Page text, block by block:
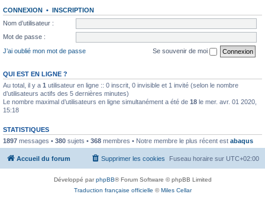
CONNEXION • INSCRIPTION
Nom d’utilisateur :
Mot de passe :
J’ai oublié mon mot de passe
Se souvenir de moi
QUI EST EN LIGNE ?
Au total, il y a 1 utilisateur en ligne :: 0 inscrit, 0 invisible et 1 invité (selon le nombre
d’utilisateurs actifs des 5 dernières minutes)
Le nombre maximal d’utilisateurs en ligne simultanément a été de 18 le mer. avr. 01 2020,
15:18
STATISTIQUES
1897 messages • 380 sujets • 368 membres • Notre membre le plus récent est abaqus
Accueil du forum Fuseau horaire sur UTC+02:00
Supprimer les cookies
Développé parphpBB® Forum Software © phpBB Limited
Traduction française officielle ©Miles Cellar